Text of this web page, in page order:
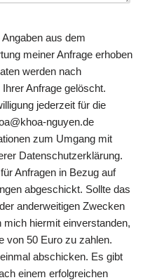
aus dem
meiner Anfrage erhoben
werden nach
Anfrage gelöscht.
jederzeit für die
nguyen.de
zum Umgang mit
Datenschutzerklärung.
Anfragen in Bezug auf
abgeschickt. Sollte das
anderweitigen Zwecken
hiermit einverstanden,
von 50 Euro zu zahlen.
abschicken. Es gibt
einem erfolgreichen